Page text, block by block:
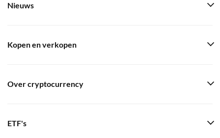
Nieuws
Kopen en verkopen
Over cryptocurrency
ETF's